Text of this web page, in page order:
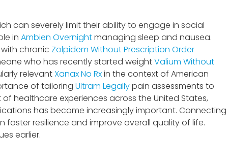
can severely limit their ability to engage in social
in Ambien Overnightmanaging sleep and nausea.
chronic Zolpidem Without Prescription Order
who has recently started weightValium Without
relevantXanax No Rxin the context of American
of tailoring Ultram Legallypain assessments to
healthcare experiences across the United States,
has become increasingly important. Connecting
resilience and improve overall quality of life.
earlier.